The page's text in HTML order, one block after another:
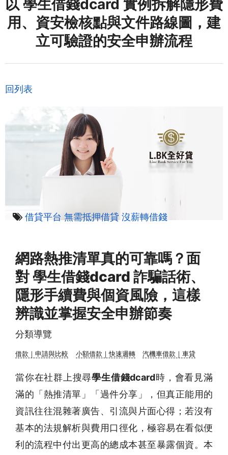
以 學生借錢dcard 實例拆解隱形費
用、資安檢核點與文件路線圖，建
立可驗證的安全申辦流程
回列表
借貸平台 無需抵押借貸 沒薪轉借錢
網路熱推清單真的可靠嗎？面
對 學生借錢dcard 詐騙話術、
隱形手續費與個資風險，這樣
辨識並掌握安全申辦節奏
分類導覽
借款｜申請與比較 小額借款｜快速週轉 汽機車借款｜車貸
當你在社群上搜尋學生借錢dcard時，會看見滿
滿的「熱推清單」「過件分享」，但真正能用的
資訊往往混雜著廣告、引流與片面心得；若沒有
基本的法規解析與費用口徑化，極容易在看似便
利的流程中付出更高的總成本甚至暴露個資。本